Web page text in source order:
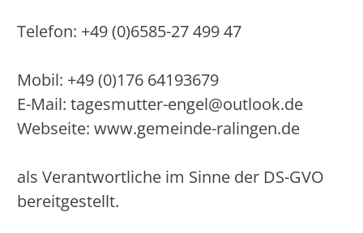
Telefon: +49 (0)6585-27 499 47
Mobil: +49 (0)176 64193679
E-Mail: tagesmutter-engel@outlook.de
Webseite: www.gemeinde-ralingen.de
als Verantwortliche im Sinne der DS-GVO
bereitgestellt.